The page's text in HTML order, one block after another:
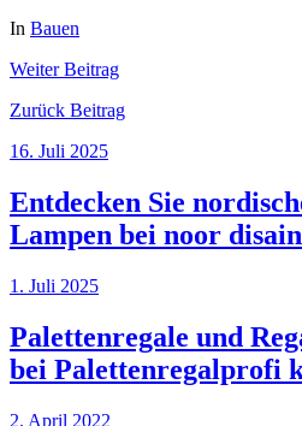
In Bauen
WeiterBeitrag
Zurück Beitrag
16. Juli 2025
Entdecken Sie
Lampen bei noor disain
1. Juli 2025
Palettenregale und
bei Palettenregalprofi
2. April 2022